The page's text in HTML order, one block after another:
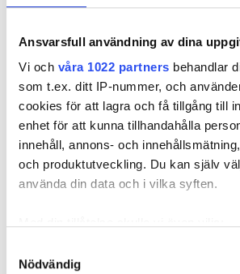
Ansvarsfull användning av dina
Vi och våra 1022 partners behandlar
som t.ex. ditt IP-nummer, och
cookies för att lagra och få tillgång till
enhet för att kunna tillhandahålla
innehåll, annons- och
och produktutveckling. Du kan själv
använda din data och i vilka syften.
som kan ha en noggrannhet på
Nödvändig
innebär nästan alltid att den som står
Enligt tredskodomen ska mamman
kronor plus ränta för reparationerna av
för inkasso samt Örebrobostäders